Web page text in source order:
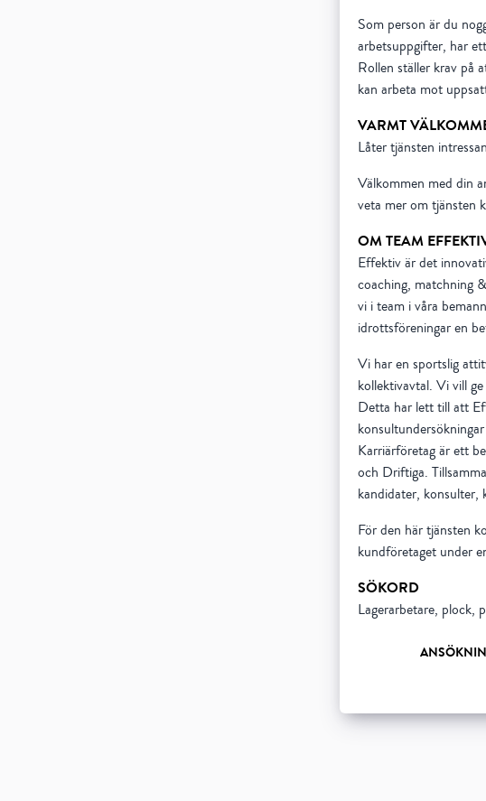
Som person är du
arbetsuppgifter, har
Rollen ställer krav på
kan arbeta mot
VARMT
Låter tjänsten
Välkommen med din
veta mer om tjänsten
OM TEAM
Effektiv är det
coaching, matchning
vi i team i våra
idrottsföreningar en
Vi har en sportslig
kollektivavtal. Vi vill
Detta har lett till att
Karriärföretag är ett
och Driftiga.
kandidater, konsulter,
För den här tjänsten
kundföretaget under
SÖKORD
Lagerarbetare, plock,